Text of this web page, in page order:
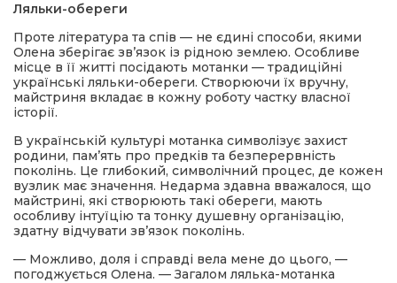
Ляльки-обереги
Проте література та спів — не єдині способи, якими
Олена зберігає зв’язок із рідною землею. Особливе
місце в її житті посідають мотанки — традиційні
українські ляльки-обереги. Створюючи їх вручну,
майстриня вкладає в кожну роботу частку власної
історії.
В українській культурі мотанка символізує захист
родини, пам’ять про предків та безперервність
поколінь. Це глибокий, символічний процес, де кожен
вузлик має значення. Недарма здавна вважалося, що
майстрині, які створюють такі обереги, мають
особливу інтуїцію та тонку душевну організацію,
здатну відчувати зв’язок поколінь.
— Можливо, доля і справді вела мене до цього, —
погоджується Олена. — Загалом лялька-мотанка